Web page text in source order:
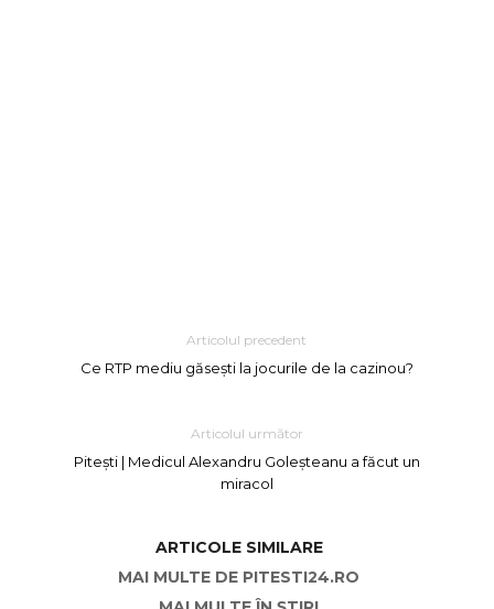
Articolul precedent
Ce RTP mediu găsești la jocurile de la cazinou?
Articolul următor
Pitești | Medicul Alexandru Goleșteanu a făcut un
miracol
ARTICOLE SIMILARE
MAI MULTE DE PITESTI24.RO